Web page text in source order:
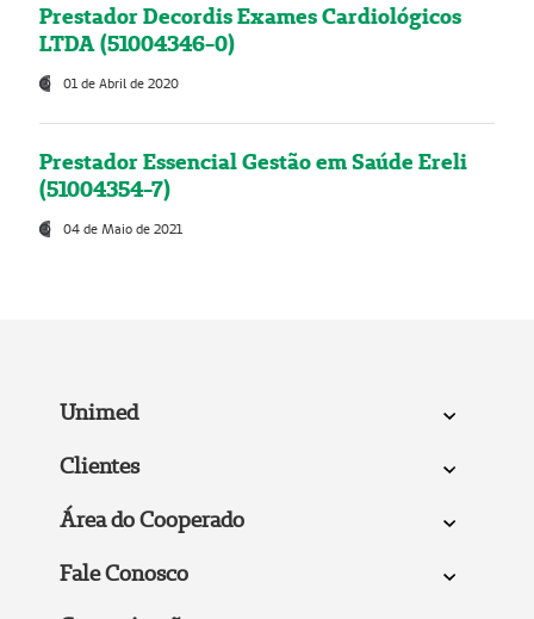
Prestador Decordis Exames Cardiológicos
LTDA (51004346-0)
01 de Abril de 2020
Prestador Essencial Gestão em Saúde Ereli
(51004354-7)
04 de Maio de 2021
Unimed
Clientes
Área do Cooperado
Fale Conosco